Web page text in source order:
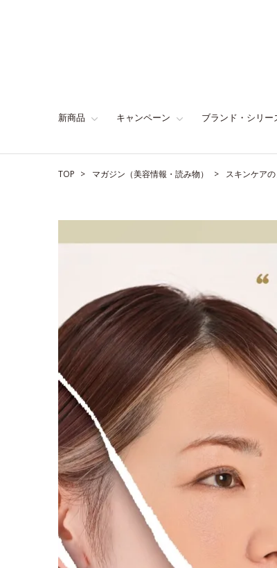
新商品 キャンペーン ブランド・シリー
TOP マガジン（美容情報・読み物） スキンケア